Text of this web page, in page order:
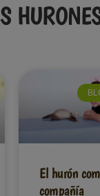
El hurón
compañía